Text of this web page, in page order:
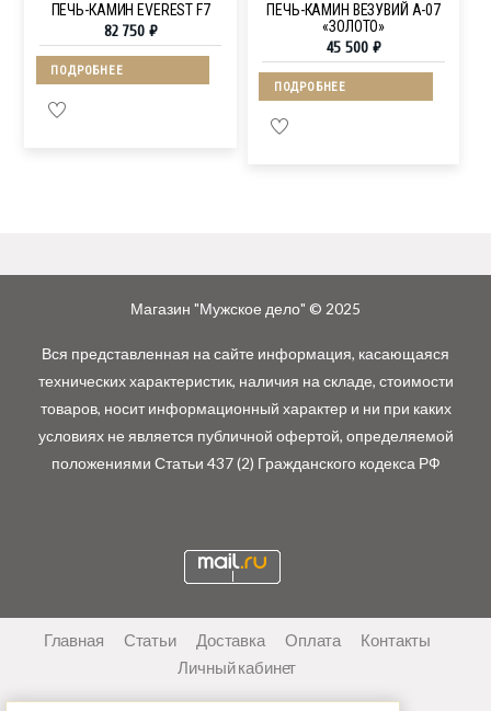
ПЕЧЬ-КАМИН EVEREST F7
82 750 ₽
ПОДРОБНЕЕ
ПЕЧЬ-КАМИН ВЕЗУВИЙ А-07
«ЗОЛОТО»
45 500 ₽
ПОДРОБНЕЕ
Магазин "Мужское дело" © 2025
Вся представленная на сайте информация, касающаяся
технических характеристик, наличия на складе, стоимости
товаров, носит информационный характер и ни при каких
условиях не является публичной офертой, определяемой
положениями Статьи 437 (2) Гражданского кодекса РФ
Главная Статьи Доставка Оплата
Контакты
Личный кабинет